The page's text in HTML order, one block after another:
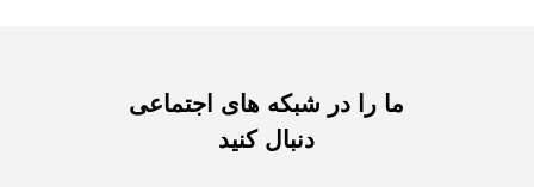
ما را در شبکه های اجتماعی
دنبال کنید